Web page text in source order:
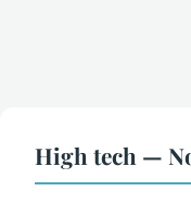
High tech —